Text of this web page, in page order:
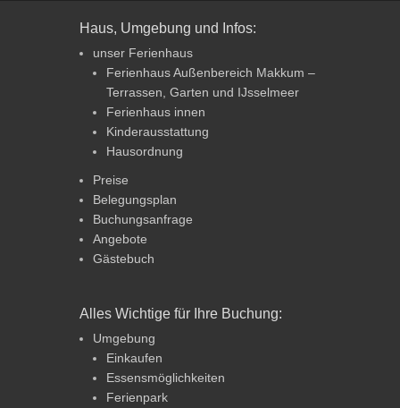
Haus, Umgebung und Infos:
unser Ferienhaus
Ferienhaus Außenbereich Makkum –
Terrassen, Garten und IJsselmeer
Ferienhaus innen
Kinderausstattung
Hausordnung
Preise
Belegungsplan
Buchungsanfrage
Angebote
Gästebuch
Alles Wichtige für Ihre Buchung:
Umgebung
Einkaufen
Essensmöglichkeiten
Ferienpark